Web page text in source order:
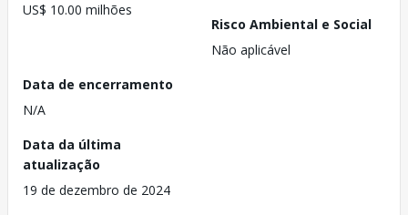
US$ 10.00 milhões
Risco Ambiental e Social
Não aplicável
Data de encerramento
N/A
Data da última
atualização
19 de dezembro de 2024